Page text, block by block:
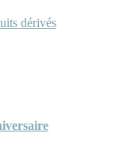
dérivés